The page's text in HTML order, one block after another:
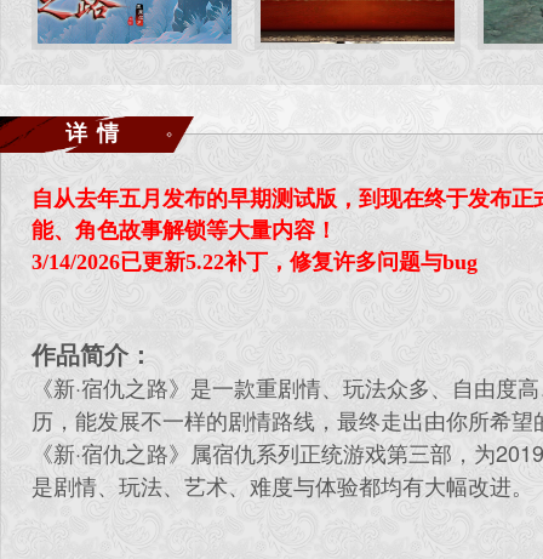
详情
自从去年五月发布的早期测试版，到现在终于发布
能、角色故事解锁等大量内容！
3/14/2026已更新5.22补丁，修复许多问题与bug
作品简介：
《新·宿仇之路》是一款重剧情、玩法众多、自由
历，能发展不一样的剧情路线，最终走出由你所希
《新·宿仇之路》属宿仇系列正统游戏第三部，为
是剧情、玩法、艺术、难度与体验都均有大幅改进。